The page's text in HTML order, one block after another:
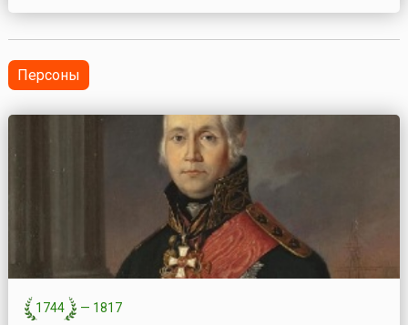
вопрос о необходимости федерализации страны,
областей Украины и Республики Крым, где русофобские
н...
Персоны
1744 — 1817